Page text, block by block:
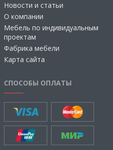
Новости и статьи
О компании
Мебель по индивидуальным
проектам
Фабрика мебели
Карта сайта
СПОСОБЫ ОПЛАТЫ